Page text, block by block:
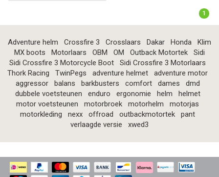
1
Adventure helm Crossfire 3 Crosslaars Dakar Honda
Klim
MX boots
Motorlaars OBM OM Outback Motortek
Sidi
Sidi Crossfire 3 Motorcycle Boot
Sidi Crossfire 3 Motorlaars
Thork Racing
TwinPegs adventure helmet
adventure motor
aggressor
balans barkbusters comfort dames
dmd
dubbele voetsteunen
enduro ergonomie helm
helmet
motor voetsteunen
motorbroek motorhelm
motorjas
motorkleding
nexx offroad outbackmotortek
pant
verlaagde versie
xwed3